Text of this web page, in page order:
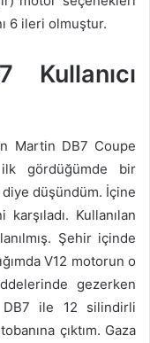
6 ileri olmuştur.
Martin DB7 Coupe
ilk gördüğümde bir
düşündüm. İçine
Kullanılan
Şehir içinde
V12 motorun o
gezerken
DB7 ile 12 silindirli
çıktım. Gaza